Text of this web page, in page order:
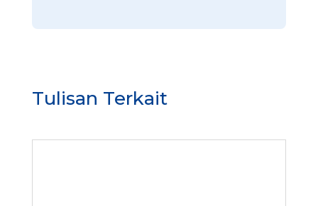
Tulisan Terkait